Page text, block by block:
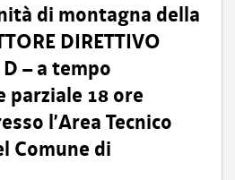
di montagna della
DIRETTIVO
– a tempo
18 ore
l’Area Tecnico
Comune di